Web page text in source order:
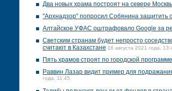
Два новых храма построят на севере
"Архнадзор" попросил Собянина защитить
Алтайское УФАС оштрафовало Google за
Светским странам будет непросто
считают в Казахстане 16 августа 2021 года,
Пять храмов строят по городской
Раввин Лазар видит пример для
года, 11:45